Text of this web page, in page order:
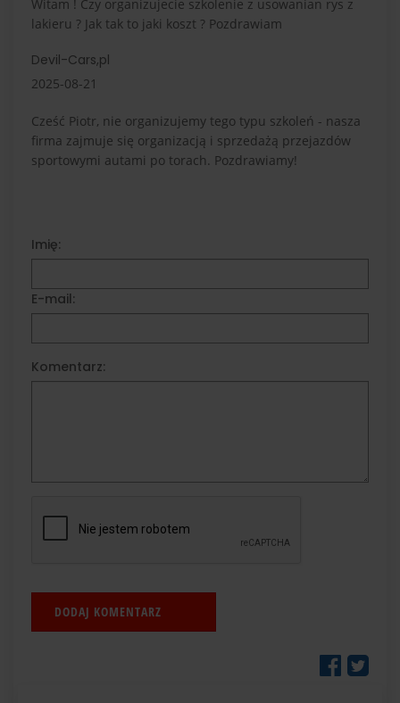
Witam ! Czy organizujecie szkolenie z usowanian rys z
lakieru ? Jak tak to jaki koszt ? Pozdrawiam
Devil-Cars,pl
2025-08-21
Cześć Piotr, nie organizujemy tego typu szkoleń - nasza
firma zajmuje się organizacją i sprzedażą przejazdów
sportowymi autami po torach. Pozdrawiamy!
Imię:
E-mail:
Komentarz: